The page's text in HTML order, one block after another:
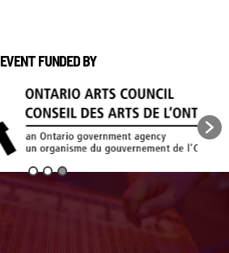
EVENT FUNDED BY